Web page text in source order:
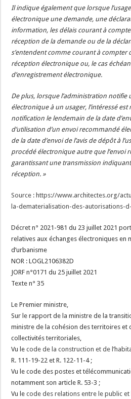
Il indique également que lorsque
électronique une demande, une
information, les délais courant à
réception de la demande ou de la
s’entendent comme courant à compter
réception électronique ou, le cas
d’enregistrement électronique.
De plus, lorsque l’administration notifie
électronique à un usager, l’intéressé
notification le lendemain de la date
d’utilisation d’un envoi recommandé
de la date d’envoi de l’avis de dépôt à
procédé électronique autre que l’envoi
garantissant une transmission indiquant
réception. »
Source : https://www.architectes.org/
la-dematerialisation-des-autorisations-
Décret n° 2021-981 du 23 juillet 2021
relatives aux échanges électroniques en
d’urbanisme
NOR : LOGL2106382D
JORF n°0171 du 25 juillet 2021
Texte n° 35
Le Premier ministre,
Sur le rapport de la ministre de la
ministre de la cohésion des territoires et
collectivités territoriales,
Vu lecode de la construction et de
R. 111-19-22 et R. 122-11-4 ;
Vu le code des postes et
notamment son article R. 53-3 ;
Vu lecode des relations entre le public et